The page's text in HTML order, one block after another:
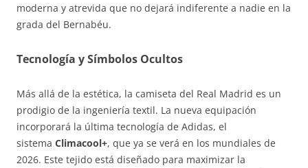
moderna y atrevida que no dejará indiferente a nadie en la
grada del Bernabéu.
Tecnología y Símbolos Ocultos
Más allá de la estética, la camiseta del Real Madrid es un
prodigio de la ingeniería textil. La nueva equipación
incorporará la última tecnología de Adidas, el
sistema Climacool+, que ya se verá en los mundiales de
2026. Este tejido está diseñado para maximizar la